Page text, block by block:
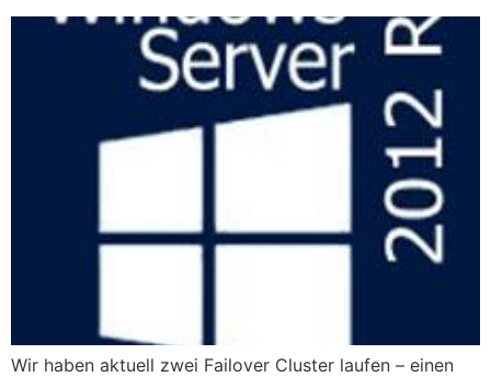
Wir haben aktuell zwei Failover Cluster laufen – einen